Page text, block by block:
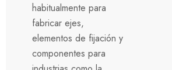
habitualmente para
fabricar ejes,
elementos de fijación y
componentes para